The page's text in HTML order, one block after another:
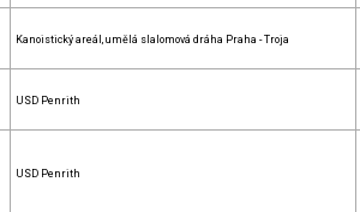
Kanoistický areál, umělá slalomová dráha Praha - Troja
USD Penrith
USD Penrith